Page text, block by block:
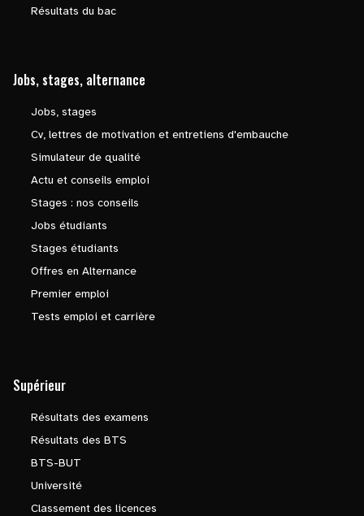
Résultats du bac
Jobs, stages, alternance
Jobs, stages
Cv, lettres de motivation et entretiens d'embauche
Simulateur de qualité
Actu et conseils emploi
Stages : nos conseils
Jobs étudiants
Stages étudiants
Offres en Alternance
Premier emploi
Tests emploi et carrière
Supérieur
Résultats des examens
Résultats des BTS
BTS-BUT
Université
Classement des licences